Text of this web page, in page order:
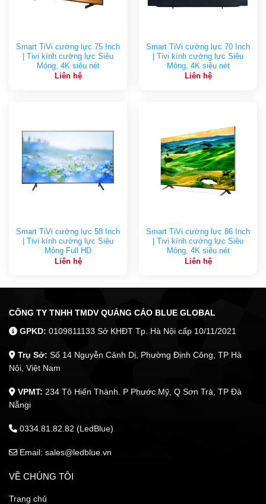
Smart TiVi cường lực 75 Inch
| Tivi kính cường lực Siêu
Mỏng, 4K siêu nét
Liên hệ
Smart TiVi cường lực 70 Inch
| Tivi kính cường lực Siêu
Mỏng, 4K siêu nét
Liên hệ
Smart TiVi cường lực 58 Inch
| Tivi kính cường lực Siêu
Mỏng Full HD
Liên hệ
Smart TiVi cường lực 86 Inch
| Tivi kính cường lực Siêu
Mỏng, 4K siêu nét
Liên hệ
CÔNG TY TNHH TMDV QUẢNG CÁO BLUE GLOBAL
GPKD: 0109811133 Sở KHĐT Tp. Hà Nội cấp 10/11/2021
Trụ Sở: Số 14 Nguyễn Cảnh Dị, Phường Định Công, TP Hà
Nội, Việt Nam
VPMT: 234 Tô Hiến Thành. P Phước Mỹ, Q Sơn Trà, TP Đà
Nẵngi
0334.81.82.82 (LedBlue)
Email: sales@ledblue.vn
VỀ CHÚNG TÔI
Trang chủ